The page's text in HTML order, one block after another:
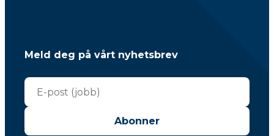
Meld deg på vårt nyhetsbrev
Abonner